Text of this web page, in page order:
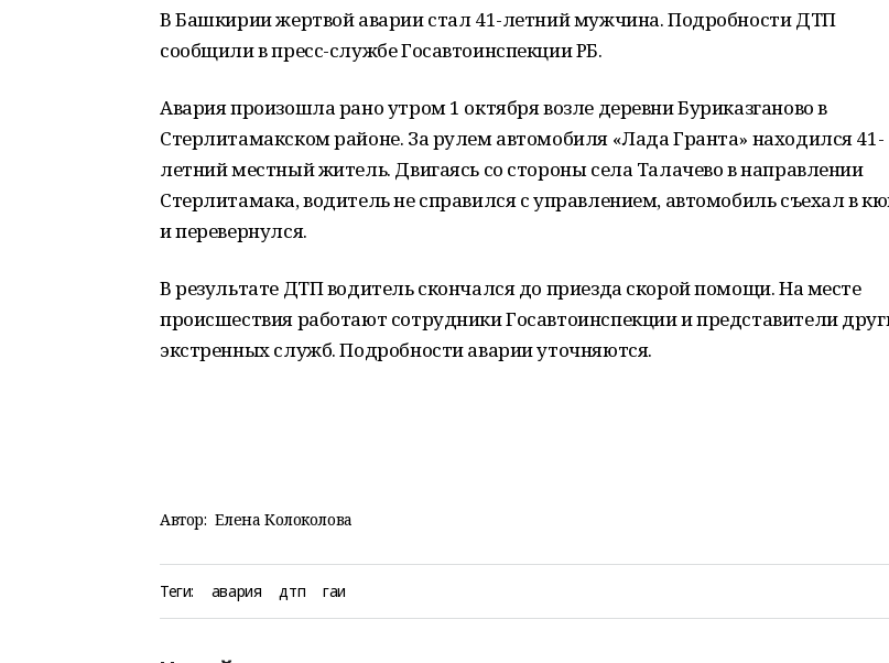
В Башкирии жертвой аварии стал 41-летний мужчина. Подробности ДТП
сообщили в пресс-службе Госавтоинспекции РБ.
Авария произошла рано утром 1 октября возле деревни Буриказганово в
Стерлитамакском районе. За рулем автомобиля «Лада Гранта» находился 41-
летний местный житель. Двигаясь со стороны села Талачево в направлении
Стерлитамака, водитель не справился с управлением, автомобиль съехал в
и перевернулся.
В результате ДТП водитель скончался до приезда скорой помощи. На месте
происшествия работают сотрудники Госавтоинспекции и представители
экстренных служб. Подробности аварии уточняются.
Автор: Елена Колоколова
Теги: авария дтп гаи